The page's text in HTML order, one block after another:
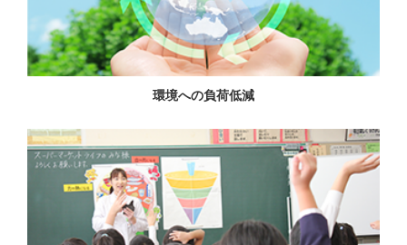
環境への負荷低減